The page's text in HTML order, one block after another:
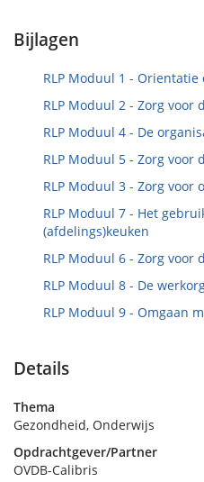
Bijlagen
RLP Moduul 1 -
RLP Moduul 2 - Zorg voor
RLP Moduul 4 - De
RLP Moduul 5 - Zorg voor
RLP Moduul 3 - Zorg voor
RLP Moduul 7 - Het
(afdelings)keuken
RLP Moduul 6 - Zorg
RLP Moduul 8 - De
RLP Moduul 9 - Omgaan
Details
Thema
Gezondheid, Onderwijs
Opdrachtgever/Partner
OVDB-Calibris